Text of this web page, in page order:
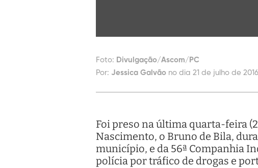
Foto: Divulgação/Ascom/PC
Por: Jessica Galvão no dia 21 de julho de 2016
Foi preso na última quarta-feira
Nascimento, o Bruno de Bila,
município, e da 56ª Companhia
polícia por tráfico de drogas e